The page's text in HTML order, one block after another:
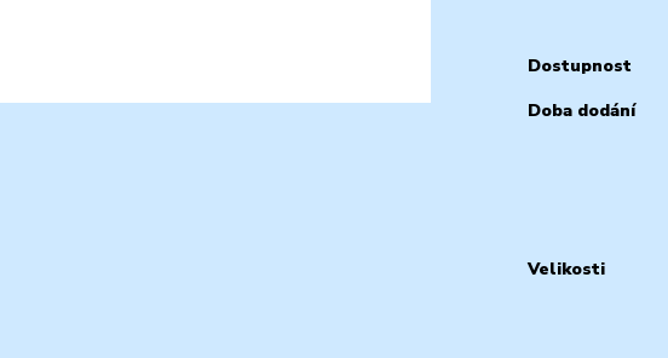
Dostupnost
Doba dodání
Velikosti